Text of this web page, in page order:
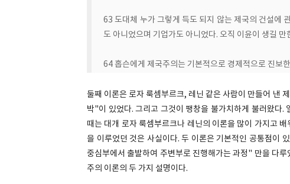
63 도대체 누가 그렇게 득도 되지 않는 제국의 건설에
도 아니었으며 기업가도 아니었다. 오직 이윤이 생길
64 홉슨에게 제국주의는 기본적으로 경제적으로 진보
둘째 이론은 로자 룩셈부르크, 레닌 같은 사람이 만들어 낸
박"이 있었다. 그리고 그것이 팽창을 불가치하게 불러왔다.
때는 대개 로자 룩셈부르크나 레닌의 이론을 많이 가지고
을 이루었던 것은 사실이다. 두 이론은 기본적인 공통점이
중심부에서 출발하여 주변부로 진행해가는 과정" 만을 다
주의 이론의 두 가지 설명이다.